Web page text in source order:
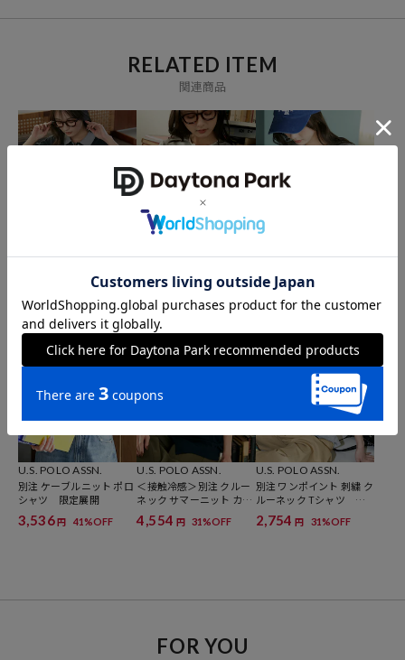
RELATED ITEM
関連商品
U.S. POLO ASSN.
＜接触冷感＞別注 2枚襟
ニット ポロシャツ 限定
展開
3,536 円 41%OFF
U.S. POLO ASSN.
＜接触冷感＞別注 ショー
トスリーブ フェイクレイ
ヤード カーディガン 限
定展開
4,196円 30%OFF
U.S. POLO ASSN.
別注 クルーネック ケーブ
ルニット 限定展開
4,136 円 31%OFF
U.S. POLO ASSN.
別注 ケーブルニット ポロ
シャツ 限定展開
3,536円 41%OFF
U.S. POLO ASSN.
＜接触冷感＞別注 クルー
ネック サマーニット カー
ディガン 限定展開
4,554 円 31%OFF
U.S. POLO ASSN.
別注 ワンポイント 刺繍 ク
ルーネック Tシャツ 限
定展開
2,754 円 31%OFF
FOR YOU